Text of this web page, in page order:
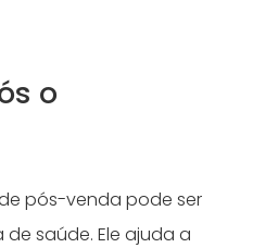
o
pós-venda pode ser
saúde. Ele ajuda a